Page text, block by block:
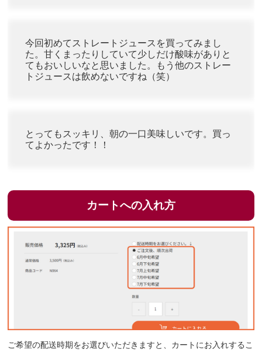
今回初めてストレートジュースを買ってみまし
た。甘くまったりしていて少しだけ酸味がありと
てもおいしいなと思いました。もう他のストレー
トジュースは飲めないですね（笑）
とってもスッキリ、朝の一口美味しいです。買っ
てよかったです！！
カートへの入れ方
ご希望の配送時期をお選びいただきますと、カートにお入れするこ